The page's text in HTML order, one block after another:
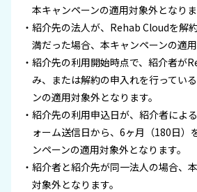
本キャンペーンの適用対象外となりま
紹介先の法人が、Rehab Cloudを解
満だった場合、本キャンペーンの適用
紹介先の利用開始時点で、紹介者が
み、または解約の申入れを行ってい
ンの適用対象外となります。
紹介先の利用申込日が、紹介者によ
ォーム送信日から、6ヶ月（180日）
ンペーンの適用対象外となります。
紹介者と紹介先が同一法人の場合、
対象外となります。